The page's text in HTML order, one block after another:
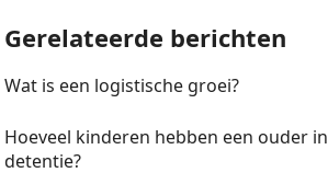
Gerelateerde berichten
Wat is een logistische groei?
Hoeveel kinderen hebben een ouder in
detentie?